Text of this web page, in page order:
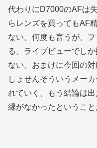
代わりにD7000のAFは
らレンズを買ってもAF
ない。何度も言うが、
る。ライブビューでし
ない。おまけに今回の
しょせんそういうメー
れていく。もう結論は
縁がなかったということ